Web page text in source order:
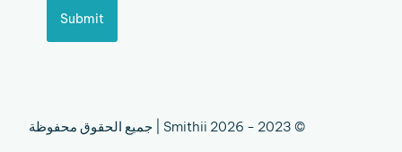
Submit
© 2023 - 2026 Smithii | جميع الحقوق محفوظة